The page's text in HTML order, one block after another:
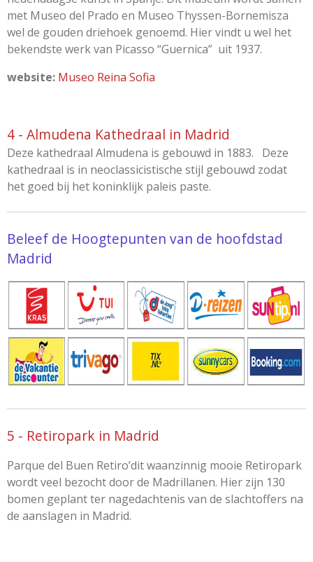
met Museo del Prado en Museo Thyssen-Bornemisza
wel de gouden driehoek genoemd. Hier vindt u wel het
bekendste werk van Picasso “Guernica” uit 1937.
website: Museo Reina Sofia
4 - Almudena Kathedraal in Madrid
Deze kathedraal Almudena is gebouwd in 1883. Deze
kathedraal is in neoclassicistische stijl gebouwd zodat
het goed bij het koninklijk paleis paste.
Beleef de Hoogtepunten van de hoofdstad
Madrid
5 - Retiropark in Madrid
Parque del Buen Retiro’dit waanzinnig mooie Retiropark
wordt veel bezocht door de Madrillanen. Hier zijn 130
bomen geplant ter nagedachtenis van de slachtoffers na
de aanslagen in Madrid.